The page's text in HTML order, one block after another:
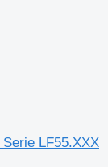
LF55.XXX